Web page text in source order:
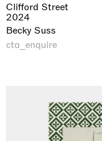
Clifford Street
2024
Becky Suss
cta_enquire